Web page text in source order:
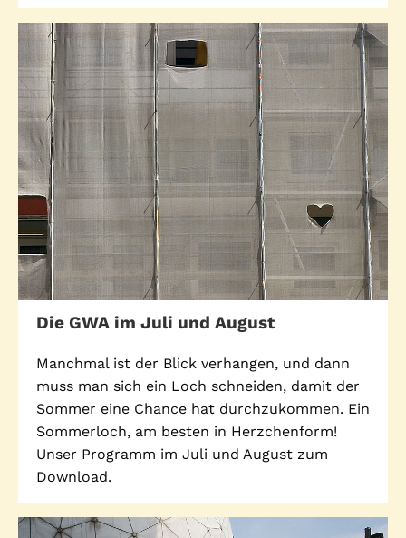
ADEBAR
starK
IBiS
Offene Sozial- und
Behördenberatung
Big Point
Mieter helfern
Mietern
Familienberatung –
für Fragen zur
Gefährliche Orte
Kölibri
Stadtteilarbeit
Medienzentrum
Stadtteiltheater
Küchenkonzerte
GWA St. Pauli e.V.
Gemeinwesenarbeit | Kulturarbeit | Sozialarbeit
Hein-Köllisch-Platz 11 + 12, 20359 Hamburg
Telefon: (040) 319 36 23
Fax: (040) 410 98 87 57
Die GWA im Juli und August
Manchmal ist der Blick verhangen, und dann
muss man sich ein Loch schneiden, damit der
Sommer eine Chance hat durchzukommen. Ein
Sommerloch, am besten in Herzchenform!
Unser Programm im Juli und August zum
Download.